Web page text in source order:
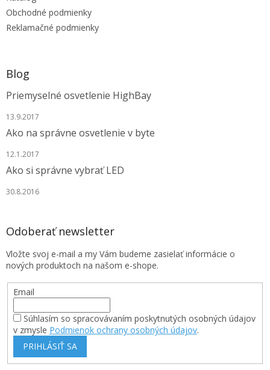
Obchodné podmienky
Reklamačné podmienky
Blog
Priemyselné osvetlenie HighBay
13.9.2017
Ako na správne osvetlenie v byte
12.1.2017
Ako si správne vybrať LED
30.8.2016
Odoberať newsletter
Vložte svoj e-mail a my Vám budeme zasielať informácie o
nových produktoch na našom e-shope.
Email
Súhlasím so spracovávaním poskytnutých osobných údajov
v zmysle Podmienok ochrany osobných údajov.
PRIHLÁSIŤ SA